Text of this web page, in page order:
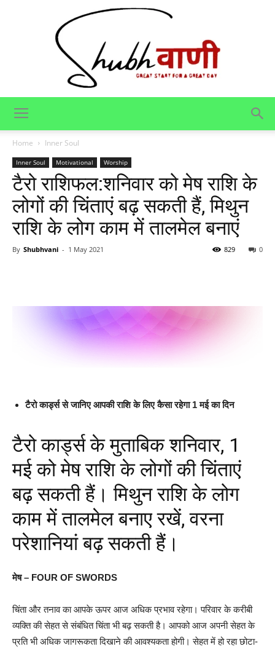
Home Inner Soul
Inner Soul Motivational Worship
टैरो राशिफल:शनिवार को मेष राशि के
लोगों की चिंताएं बढ़ सकती हैं, मिथुन
राशि के लोग काम में तालमेल बनाएं
By Shubhvani - 1 May 2021 0
829
टैरो कार्ड्स से जानिए आपकी राशि के लिए कैसा रहेगा 1 मई का दिन
टैरो कार्ड्स के मुताबिक शनिवार, 1
मई को मेष राशि के लोगों की चिंताएं
बढ़ सकती हैं। मिथुन राशि के लोग
काम में तालमेल बनाए रखें, वरना
परेशानियां बढ़ सकती हैं।
मेष – FOUR OF SWORDS
चिंता और तनाव का आपके ऊपर आज अधिक प्रभाव रहेगा। परिवार के करीबी
व्यक्ति की सेहत से संबंधित चिंता भी बढ़ सकती है। आपको आज अपनी सेहत के
प्रति भी अधिक जागरूकता दिखाने की आवश्यकता होगी। सेहत में हो रहा छोटा-